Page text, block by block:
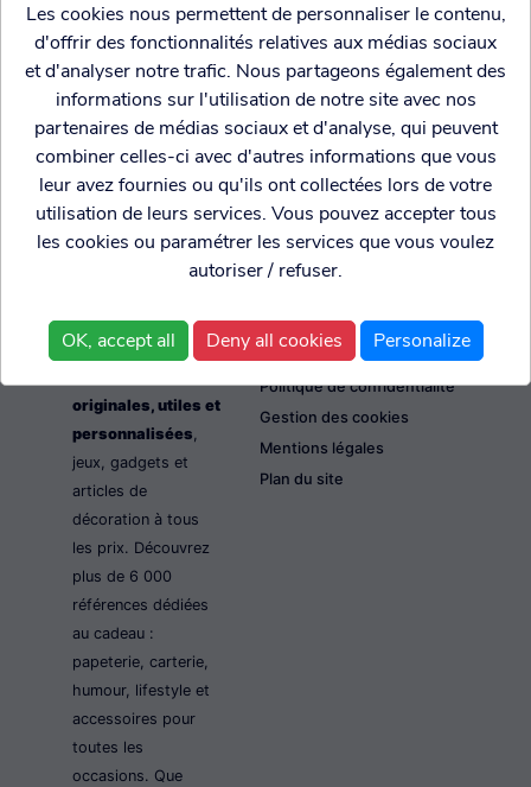
boutique
spécialisée dans
originales, utiles et
personnalisées,
jeux, gadgets et
articles de
décoration à tous
les prix. Découvrez
plus de 6 000
références dédiées
au cadeau :
papeterie, carterie,
humour, lifestyle et
accessoires pour
toutes les
occasions. Que
Conditions générales de
Politique de confidentialité
Gestion des cookies
Mentions légales
Plan du site
Les cookies nous permettent de personnaliser le contenu,
d'offrir des fonctionnalités relatives aux médias sociaux
et d'analyser notre trafic. Nous partageons également des
informations sur l'utilisation de notre site avec nos
partenaires de médias sociaux et d'analyse, qui peuvent
combiner celles-ci avec d'autres informations que vous
leur avez fournies ou qu'ils ont collectées lors de votre
utilisation de leurs services. Vous pouvez accepter tous
les cookies ou paramétrer les services que vous voulez
autoriser / refuser.
OK, accept all Deny all cookies Personalize